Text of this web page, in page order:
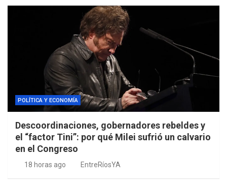
POLÍTICA Y ECONOMÍA
Descoordinaciones, gobernadores rebeldes y
el “factor Tini”: por qué Milei sufrió un calvario
en el Congreso
18 horas ago EntreRíosYA